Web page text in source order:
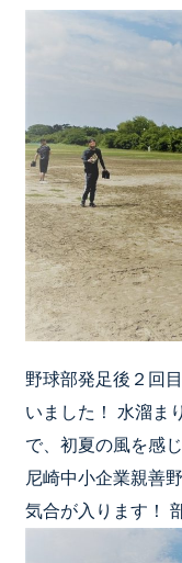
野球部発足後２回
いました！ 水溜ま
で、初夏の風を感
尼崎中小企業親善
気合が入ります！